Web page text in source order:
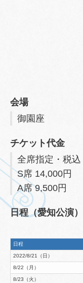
会場
御園座
チケット代金
全席指定・税込
S席 14,000円
A席 9,500円
日程（愛知公演）
日程
2022/8/21（日）
8/22（月）
8/23（火）